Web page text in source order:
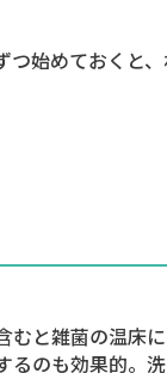
始めておくと
と雑菌の温床に
のも効果的。